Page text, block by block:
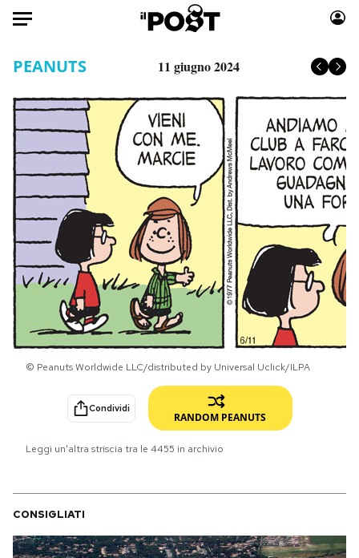
HOME
Italia
Mondo
Politica
Tecnologia
Internet
Scienza
Cultura
Economia
Sport
Moda
Libri
Consumismi
Storie/Idee
Ok Boomer!
Media
Europa
Altrecose
Mondiali calcio 2026
PODCAST
NEWSLETTER
I MIEI PREFERITI
SHOP
PEANUTS 11 giugno 2024
© Peanuts Worldwide LLC/distributed by Universal Uclick/ILPA
Condividi
RANDOM PEANUTS
Leggi un'altra striscia tra le 4455 in archivio
CONSIGLIATI